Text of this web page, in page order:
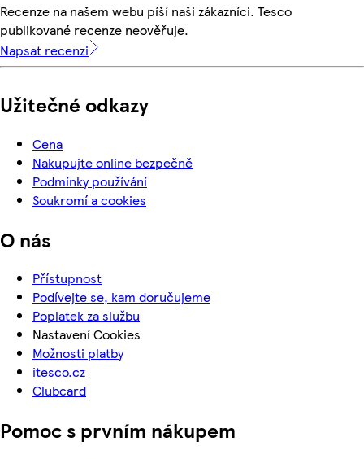
Recenze na našem webu píší naši zákazníci. Tesco
publikované recenze neověřuje.
Napsat recenzi
Užitečné odkazy
Cena
Nakupujte online bezpečně
Podmínky používání
Soukromí a cookies
O nás
Přístupnost
Podívejte se, kam doručujeme
Poplatek za službu
Nastavení Cookies
Možnosti platby
itesco.cz
Clubcard
Pomoc s prvním nákupem